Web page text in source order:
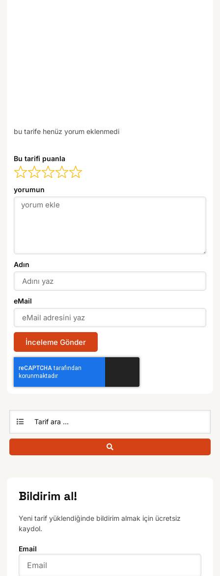
bu tarife henüz yorum eklenmedi
Bu tarifi puanla
yorumun
Adın
eMail
İnceleme Gönder
Bildirim al!
Yeni tarif yüklendiğinde bildirim almak için ücretsiz
kaydol.
Email